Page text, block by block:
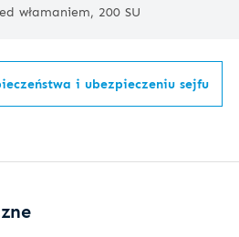
włamaniem, 200 SU
i ubezpieczeniu sejfu